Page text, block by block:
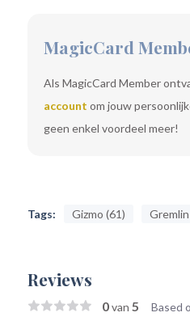
MagicCard
Als MagicCard Member
account om jouw
geen enkel voordeel meer!
Tags: Gizmo (61)
Reviews
0van 5 Based